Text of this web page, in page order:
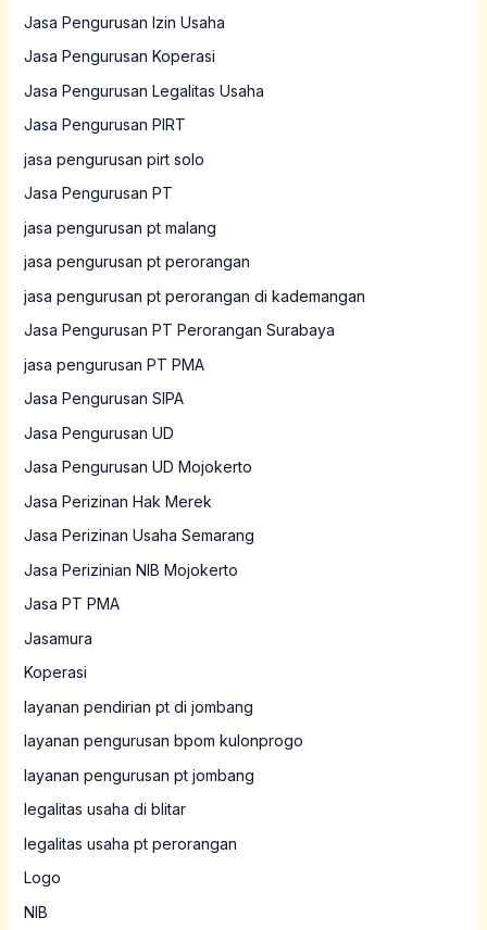
Jasa Pengurusan Izin Usaha
Jasa Pengurusan Koperasi
Jasa Pengurusan Legalitas Usaha
Jasa Pengurusan PIRT
jasa pengurusan pirt solo
Jasa Pengurusan PT
jasa pengurusan pt malang
jasa pengurusan pt perorangan
jasa pengurusan pt perorangan di kademangan
Jasa Pengurusan PT Perorangan Surabaya
jasa pengurusan PT PMA
Jasa Pengurusan SIPA
Jasa Pengurusan UD
Jasa Pengurusan UD Mojokerto
Jasa Perizinan Hak Merek
Jasa Perizinan Usaha Semarang
Jasa Perizinian NIB Mojokerto
Jasa PT PMA
Jasamura
Koperasi
layanan pendirian pt di jombang
layanan pengurusan bpom kulonprogo
layanan pengurusan pt jombang
legalitas usaha di blitar
legalitas usaha pt perorangan
Logo
NIB